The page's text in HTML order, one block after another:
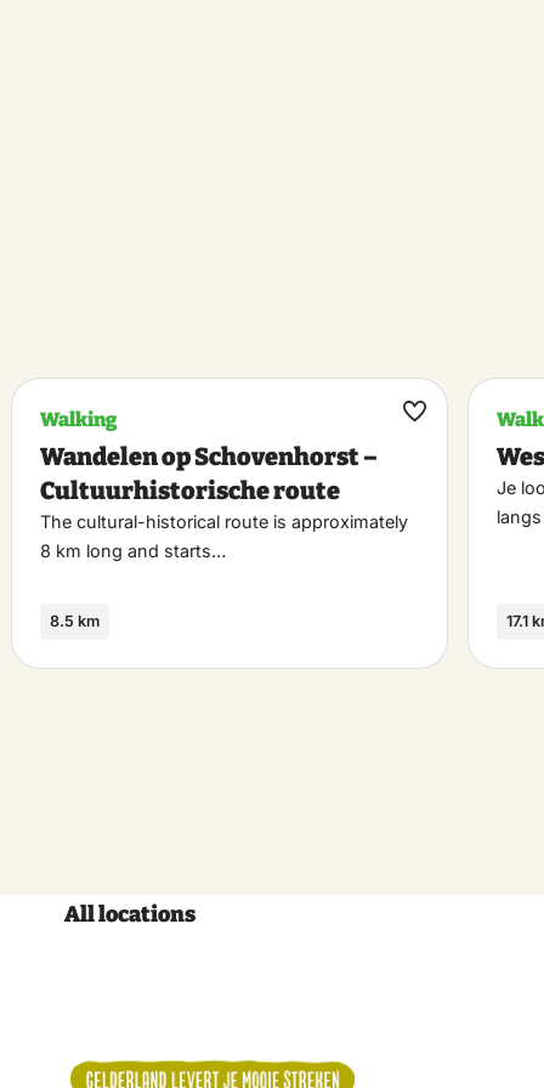
Walking
Wandelen op Schovenhorst –
Cultuurhistorische route
The cultural-historical route is approximately
8 km long and starts…
8.5 km
Maak
Je
17.1
All locations